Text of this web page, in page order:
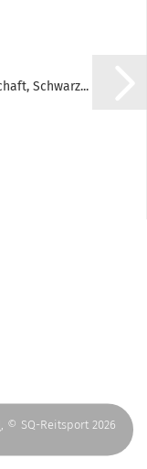
Schwarz...
, © SQ-Reitsport 2026